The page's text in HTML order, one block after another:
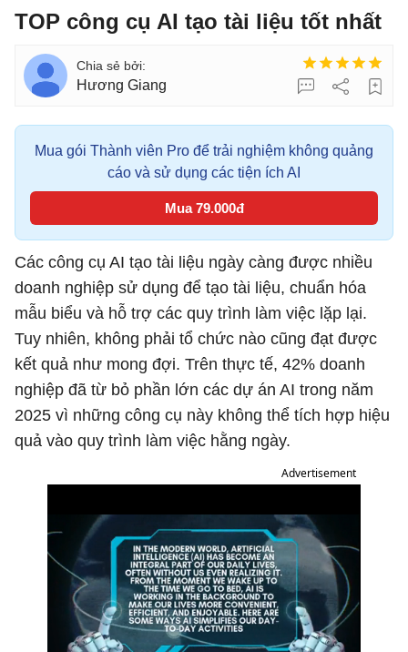
TOP công cụ AI tạo tài liệu tốt nhất
Hương Giang
Mua gói Thành viên Pro để trải nghiệm không quảng
cáo và sử dụng các tiện ích AI
Mua 79.000đ
Các công cụ AI tạo tài liệu ngày càng được nhiều
doanh nghiệp sử dụng để tạo tài liệu, chuẩn hóa
mẫu biểu và hỗ trợ các quy trình làm việc lặp lại.
Tuy nhiên, không phải tổ chức nào cũng đạt được
kết quả như mong đợi. Trên thực tế, 42% doanh
nghiệp đã từ bỏ phần lớn các dự án AI trong năm
2025 vì những công cụ này không thể tích hợp hiệu
quả vào quy trình làm việc hằng ngày.
Advertisement